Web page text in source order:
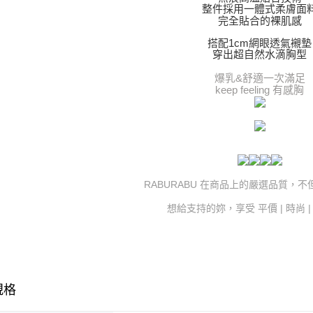
整件採用一體式柔膚面
完全貼合的裸肌感
搭配1cm網眼透氣襯墊
穿出超自然水滴胸型
爆乳&舒適一次滿足
keep feeling 有感胸
RABURABU 在商品上的嚴選品質，不
想給支持的妳，享受 平價 | 時尚 |
格